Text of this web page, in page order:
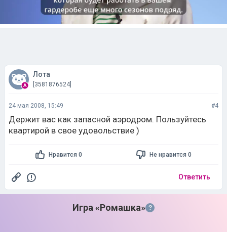
Лота
[3581876524]
24 мая 2008, 15:49 #4
Держит вас как запасной аэродром. Пользуйтесь
квартирой в свое удовольствие )
Нравится 0 Не нравится 0
Ответить
Игра «Ромашка» ?